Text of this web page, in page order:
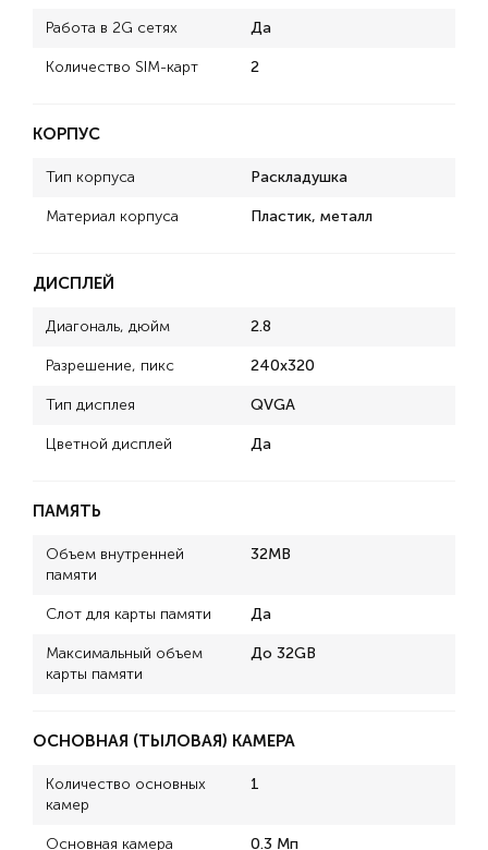
Работа в 2G сетях Да
Количество SIM-карт 2
КОРПУС
Тип корпуса Раскладушка
Материал корпуса Пластик, металл
ДИСПЛЕЙ
Диагональ, дюйм 2.8
Разрешение, пикс 240x320
Тип дисплея QVGA
Цветной дисплей Да
ПАМЯТЬ
Объем внутренней
памяти
32MB
Слот для карты памяти Да
Максимальный объем
карты памяти
До 32GB
ОСНОВНАЯ (ТЫЛОВАЯ) КАМЕРА
Количество основных
камер
1
Основная камера 0.3 Мп